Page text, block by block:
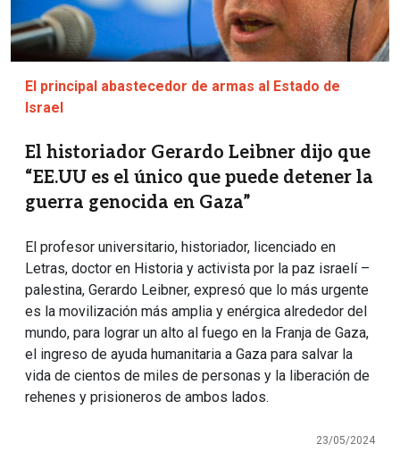
El principal abastecedor de armas al Estado de
Israel
El historiador Gerardo Leibner dijo que
“EE.UU es el único que puede detener la
guerra genocida en Gaza”
El profesor universitario, historiador, licenciado en
Letras, doctor en Historia y activista por la paz israelí –
palestina, Gerardo Leibner, expresó que lo más urgente
es la movilización más amplia y enérgica alrededor del
mundo, para lograr un alto al fuego en la Franja de Gaza,
el ingreso de ayuda humanitaria a Gaza para salvar la
vida de cientos de miles de personas y la liberación de
rehenes y prisioneros de ambos lados.
23/05/2024